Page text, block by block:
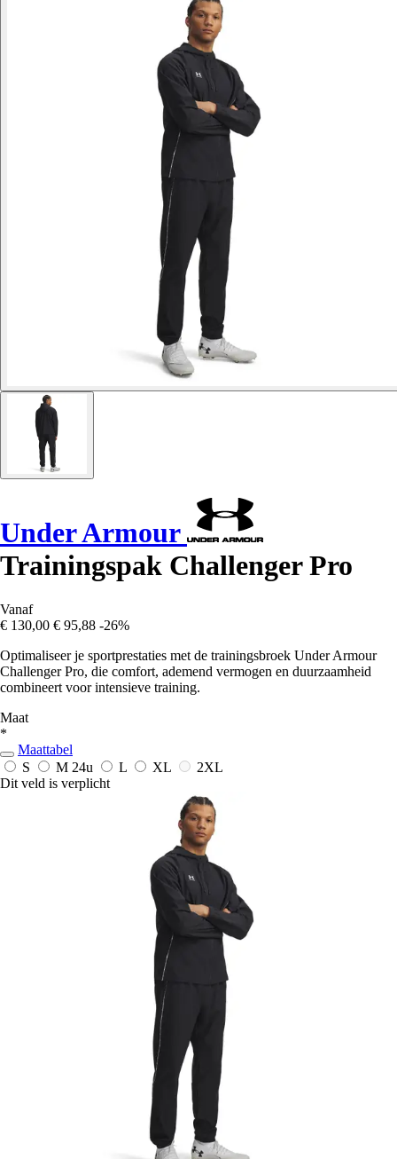
Under Armour
Trainingspak Challenger Pro
Vanaf
€ 130,00 € 95,88 -26%
Optimaliseer je sportprestaties met de trainingsbroek Under Armour
Challenger Pro, die comfort, ademend vermogen en duurzaamheid
combineert voor intensieve training.
Maat
*
Maattabel
S
M 24u L XL
2XL
Dit veld is verplicht